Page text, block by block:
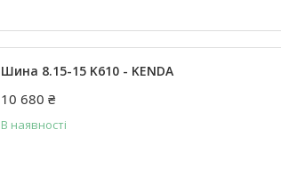
Шина 8.15-15 K610 - KENDA
10 680 ₴
В наявності